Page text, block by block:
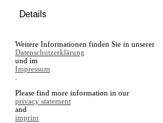
en
A
A
Details
Weitere Informationen finden Sie in unserer
Datenschutzerklärung
und im
Impressum
Please find more information in our
privacy statement
and
imprint